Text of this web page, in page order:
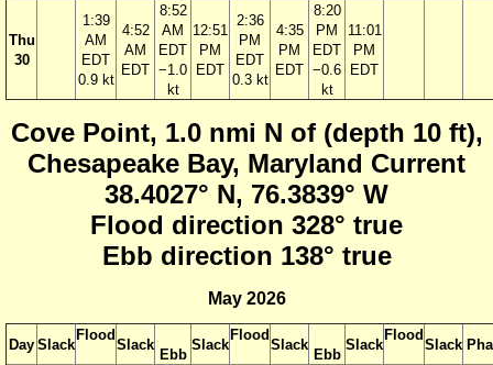
Thu
30
1:39
AM
EDT
0.9 kt
4:52
AM
EDT
8:52
AM
EDT
−1.0
kt
12:51
PM
EDT
2:36
PM
EDT
0.3 kt
4:35
PM
EDT
8:20
PM
EDT
−0.6
kt
11:01
PM
EDT
Cove Point, 1.0 nmi N of (depth 10 ft),
Chesapeake Bay, Maryland Current
38.4027° N, 76.3839° W
Flood direction 328° true
Ebb direction 138° true
May 2026
Day Slack
Flood
Slack
Ebb
Slack
Flood
Slack
Ebb
Slack
Flood
Slack